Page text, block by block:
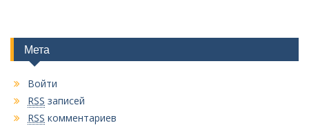
Мета
Войти
RSS записей
RSS комментариев